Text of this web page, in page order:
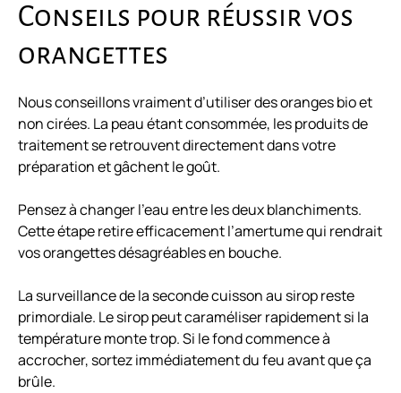
Conseils pour réussir vos
orangettes
Nous conseillons vraiment d’utiliser des oranges bio et
non cirées. La peau étant consommée, les produits de
traitement se retrouvent directement dans votre
préparation et gâchent le goût.
Pensez à changer l’eau entre les deux blanchiments.
Cette étape retire efficacement l’amertume qui rendrait
vos orangettes désagréables en bouche.
La surveillance de la seconde cuisson au sirop reste
primordiale. Le sirop peut caraméliser rapidement si la
température monte trop. Si le fond commence à
accrocher, sortez immédiatement du feu avant que ça
brûle.